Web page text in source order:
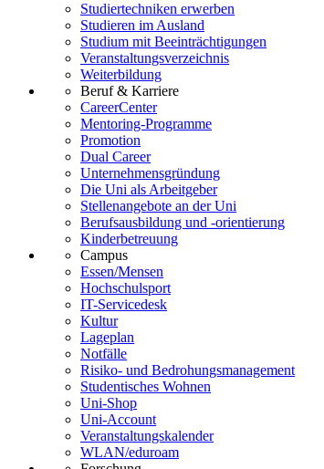
Studiertechniken erwerben
Studieren im Ausland
Studium mit Beeinträchtigungen
Veranstaltungsverzeichnis
Weiterbildung
Beruf & Karriere
CareerCenter
Mentoring-Programme
Promotion
Dual Career
Unternehmensgründung
Die Uni als Arbeitgeber
Stellenangebote an der Uni
Berufsausbildung und -orientierung
Kinderbetreuung
Campus
Essen/Mensen
Hochschulsport
IT-Servicedesk
Kultur
Lageplan
Notfälle
Risiko- und Bedrohungsmanagement
Studentisches Wohnen
Uni-Shop
Uni-Account
Veranstaltungskalender
WLAN/eduroam